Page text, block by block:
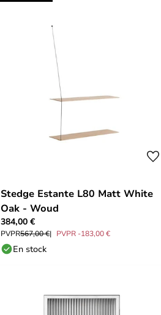
Stedge Estante L80 Matt White
Oak - Woud
384,00 €
PVPR567,00 € PVPR -183,00 €
En stock